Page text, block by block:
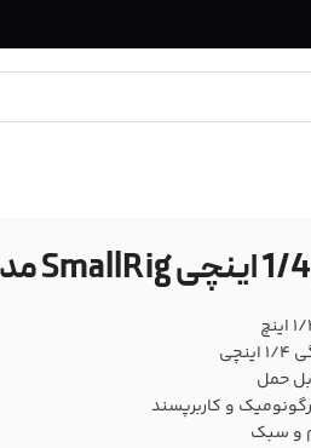
حمل
و کاربرپسند
و سبک